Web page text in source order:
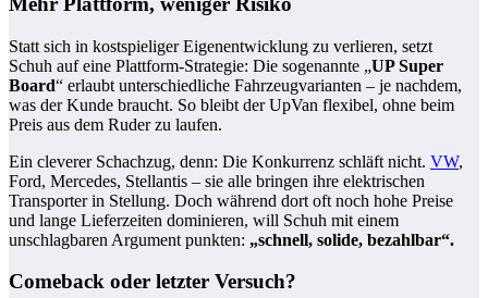
Statt sich in kostspieliger Eigenentwicklung zu verlieren, setzt
Schuh auf eine Plattform-Strategie: Die sogenannte „UP Super
Board“ erlaubt unterschiedliche Fahrzeugvarianten – je nachdem,
was der Kunde braucht. So bleibt der UpVan flexibel, ohne beim
Preis aus dem Ruder zu laufen.
Ein cleverer Schachzug, denn: Die Konkurrenz schläft nicht. VW,
Ford, Mercedes, Stellantis – sie alle bringen ihre elektrischen
Transporter in Stellung. Doch während dort oft noch hohe Preise
und lange Lieferzeiten dominieren, will Schuh mit einem
unschlagbaren Argument punkten: „schnell, solide, bezahlbar“.
Comeback oder letzter Versuch?